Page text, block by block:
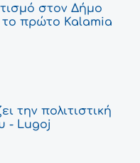
στον Δήμο
το πρώτο Kalamia
την πολιτιστική
- Lugoj